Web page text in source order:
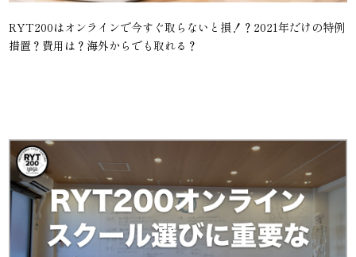
RYT200はオンラインで今すぐ取らないと損！？2021年だけの特例
措置？費用は？海外からでも取れる？